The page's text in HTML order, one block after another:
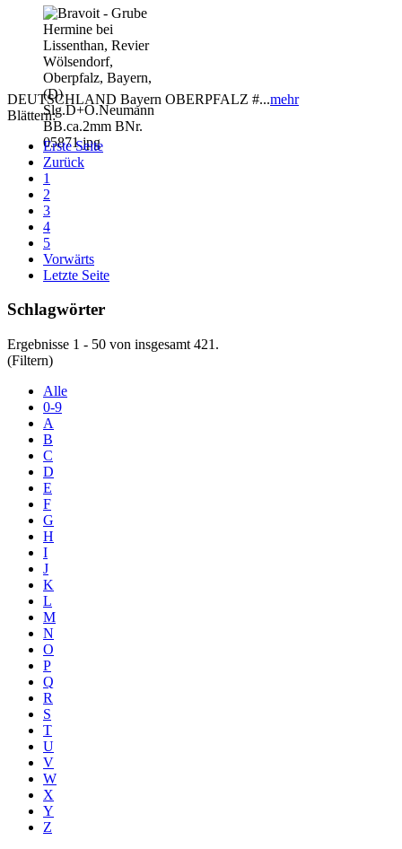
DEUTSCHLAND Bayern OBERPFALZ #...mehr
Blättern:
Erste Seite
Zurück
1
2
3
4
5
Vorwärts
Letzte Seite
Schlagwörter
Ergebnisse 1 - 50 von insgesamt 421.
(Filtern)
Alle
0-9
A
B
C
D
E
F
G
H
I
J
K
L
M
N
O
P
Q
R
S
T
U
V
W
X
Y
Z